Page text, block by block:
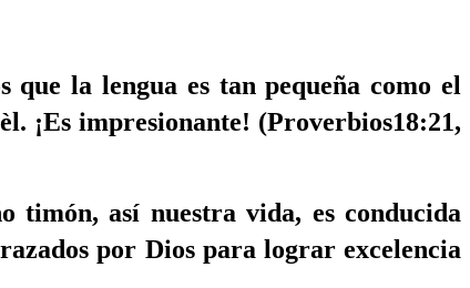
la lengua es tan pequeña como el
¡Es impresionante! (Proverbios18:21,
timón, así nuestra vida, es conducida
por Dios para lograr excelencia